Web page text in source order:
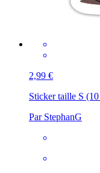
2,99 €
Sticker taille S
Par StephanG